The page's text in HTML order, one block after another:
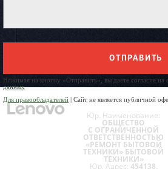
ОТПРАВИТЬ
Нажимая на кнопку «Отправить», вы даете согласие на
данных
Для правообладателей | Сайт не является публичной
Юр. Наименование:
ОБЩЕСТВО
С ОГРАНИЧЕННОЙ
ОТВЕТСТВЕННОСТЬЮ
«РЕМОНТ БЫТОВОЙ
ТЕХНИКИ» БЫТОВОЙ
ТЕХНИКИ»
Юр. Адрес: 454138,